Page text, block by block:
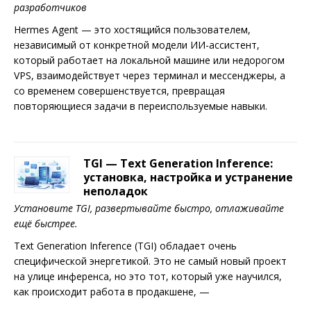
разработчиков
Hermes Agent — это хостящийся пользователем,
независимый от конкретной модели ИИ-ассистент,
который работает на локальной машине или недорогом
VPS, взаимодействует через терминал и мессенджеры, а
со временем совершенствуется, превращая
повторяющиеся задачи в переиспользуемые навыки.
TGI — Text Generation Inference:
установка, настройка и устранение
неполадок
Установите TGI, развертывайте быстро, отлаживайте
ещё быстрее.
Text Generation Inference (TGI) обладает очень
специфической энергетикой. Это не самый новый проект
на улице инференса, но это тот, который уже научился,
как происходит работа в продакшене, —